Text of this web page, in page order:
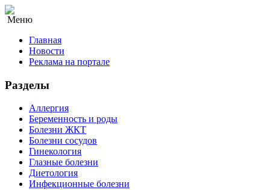
Меню
Главная
Новости
Реклама на портале
Разделы
Аллергия
Беременность и роды
Болезни ЖКТ
Болезни сосудов
Гинекология
Глазные болезни
Диетология
Инфекционные болезни